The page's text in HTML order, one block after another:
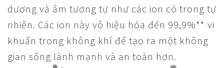
dương và âm tương tự như các ion có trong tự
nhiên. Các ion này vô hiệu hóa đến 99,9%** vi
khuẩn trong không khí để tạo ra một không
gian sống lành mạnh và an toàn hơn.